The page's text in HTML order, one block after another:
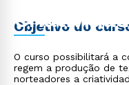
Escrita
Objetivo do
O curso possibilitará a
regem a produção de
norteadores a